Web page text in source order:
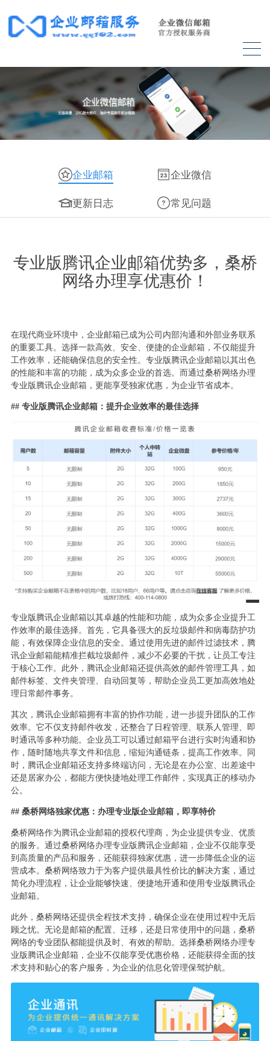
企业邮箱 企业微信
更新日志 常见问题
专业版腾讯企业邮箱优势多，桑桥
网络办理享优惠价！
在现代商业环境中，企业邮箱已成为公司内部沟通和外部业务联系
的重要工具。选择一款高效、安全、便捷的企业邮箱，不仅能提升
工作效率，还能确保信息的安全性。专业版腾讯企业邮箱以其出色
的性能和丰富的功能，成为众多企业的首选。而通过桑桥网络办理
专业版腾讯企业邮箱，更能享受独家优惠，为企业节省成本。
## 专业版腾讯企业邮箱：提升企业效率的最佳选择
专业版腾讯企业邮箱以其卓越的性能和功能，成为众多企业提升工
作效率的最佳选择。首先，它具备强大的反垃圾邮件和病毒防护功
能，有效保障企业信息的安全。通过使用先进的邮件过滤技术，腾
讯企业邮箱能精准拦截垃圾邮件，减少不必要的干扰，让员工专注
于核心工作。此外，腾讯企业邮箱还提供高效的邮件管理工具，如
邮件标签、文件夹管理、自动回复等，帮助企业员工更加高效地处
理日常邮件事务。
其次，腾讯企业邮箱拥有丰富的协作功能，进一步提升团队的工作
效率。它不仅支持邮件收发，还整合了日程管理、联系人管理、即
时通讯等多种功能。企业员工可以通过邮箱平台进行实时沟通和协
作，随时随地共享文件和信息，缩短沟通链条，提高工作效率。同
时，腾讯企业邮箱还支持多终端访问，无论是在办公室、出差途中
还是居家办公，都能方便快捷地处理工作邮件，实现真正的移动办
公。
## 桑桥网络独家优惠：办理专业版企业邮箱，即享特价
桑桥网络作为腾讯企业邮箱的授权代理商，为企业提供专业、优质
的服务。通过桑桥网络办理专业版腾讯企业邮箱，企业不仅能享受
到高质量的产品和服务，还能获得独家优惠，进一步降低企业的运
营成本。桑桥网络致力于为客户提供最具性价比的解决方案，通过
简化办理流程，让企业能够快速、便捷地开通和使用专业版腾讯企
业邮箱。
此外，桑桥网络还提供全程技术支持，确保企业在使用过程中无后
顾之忧。无论是邮箱的配置、迁移，还是日常使用中的问题，桑桥
网络的专业团队都能提供及时、有效的帮助。选择桑桥网络办理专
业版腾讯企业邮箱，企业不仅能享受优惠价格，还能获得全面的技
术支持和贴心的客户服务，为企业的信息化管理保驾护航。